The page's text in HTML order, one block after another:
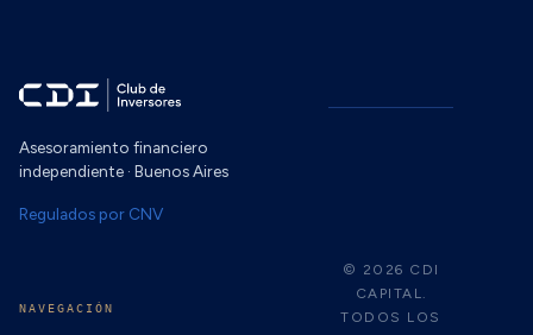
Asesoramiento financiero
independiente · Buenos Aires
Regulados por CNV
NAVEGACIÓN
© 2026 CDI
CAPITAL.
TODOS LOS